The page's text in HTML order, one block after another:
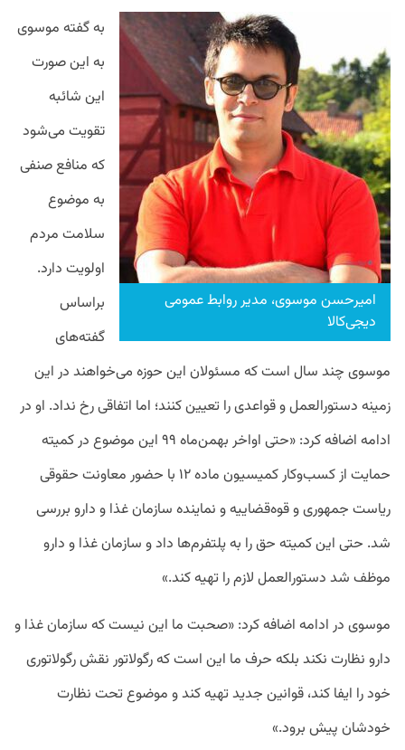
امیرحسن موسوی، مدیر روابط عمومی
دیجی‌کالا
به گفته موسوی
به این صورت
این شائبه
تقویت می‌شود
که منافع صنفی
به موضوع
سلامت مردم
اولویت دارد.
براساس
گفته‌های
موسوی چند سال است که مسئولان این حوزه می‌خواهند در این
زمینه دستورالعمل و قواعدی را تعیین کنند؛ اما اتفاقی رخ نداد. او در
ادامه اضافه کرد: «حتی اواخر بهمن‌ماه ۹۹ این موضوع در کمیته
حمایت از کسب‌وکار کمیسیون ماده ۱۲ با حضور معاونت حقوقی
ریاست جمهوری و قوه‌قضاییه و نماینده سازمان غذا و دارو بررسی
شد. حتی این کمیته حق را به پلتفرم‌ها داد و سازمان غذا و دارو
موظف شد دستورالعمل لازم را تهیه کند.»
موسوی در ادامه اضافه کرد: «صحبت ما این نیست که سازمان غذا و
دارو نظارت نکند بلکه حرف ما این است که رگولاتور نقش رگولاتوری
خود را ایفا کند، قوانین جدید تهیه کند و موضوع تحت نظارت
خودشان پیش برود.»